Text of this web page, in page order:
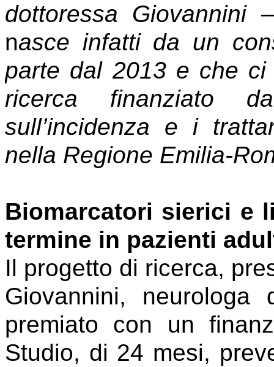
dottoressa Giovannini
nasce infatti da un
parte dal 2013 e che
ricerca finanziato
sull’incidenza e i
nella Regione Emilia-
Biomarcatori sierici e
termine in pazienti
Il progetto di ricerca,
Giovannini, neurologa
premiato con un
Studio, di 24 mesi,